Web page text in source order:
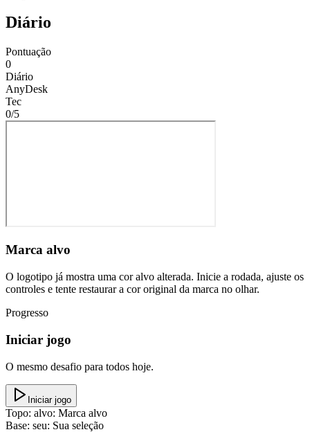
Diário
Pontuação
0
Diário
AnyDesk
Tec
0/5
Marca alvo
O logotipo já mostra uma cor alvo alterada. Inicie a rodada, ajuste os
controles e tente restaurar a cor original da marca no olhar.
Progresso
Iniciar jogo
O mesmo desafio para todos hoje.
Iniciar jogo
Topo: alvo: Marca alvo
Base: seu: Sua seleção